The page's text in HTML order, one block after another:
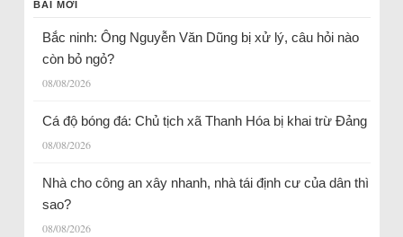
BÀI MỚI
Bắc ninh: Ông Nguyễn Văn Dũng bị xử lý, câu hỏi nào
còn bỏ ngỏ?
08/08/2026
Cá độ bóng đá: Chủ tịch xã Thanh Hóa bị khai trừ Đảng
08/08/2026
Nhà cho công an xây nhanh, nhà tái định cư của dân thì
sao?
08/08/2026